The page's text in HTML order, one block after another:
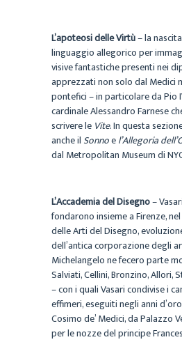
L’apoteosi delle Virtù– la
linguaggio allegorico per
visive fantastiche presenti nei
apprezzati non solo dal Medici
pontefici – in particolare da Pio
cardinale Alessandro Farnese
scrivere le Vite. In questa
anche il Sonnoel’Allegoria
dal Metropolitan Museum di
L’Accademia del Disegno–
fondarono insieme a Firenze, nel
delle Arti del Disegno,
dell’antica corporazione degli
Michelangelo ne fecero parte
Salviati, Cellini, Bronzino, Allori,
– con i quali Vasari condivise i
effimeri, eseguiti negli anni
Cosimo de’ Medici, da Palazzo
per le nozze del principe